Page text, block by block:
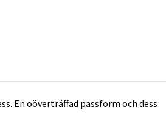
En oöverträffad passform och dess